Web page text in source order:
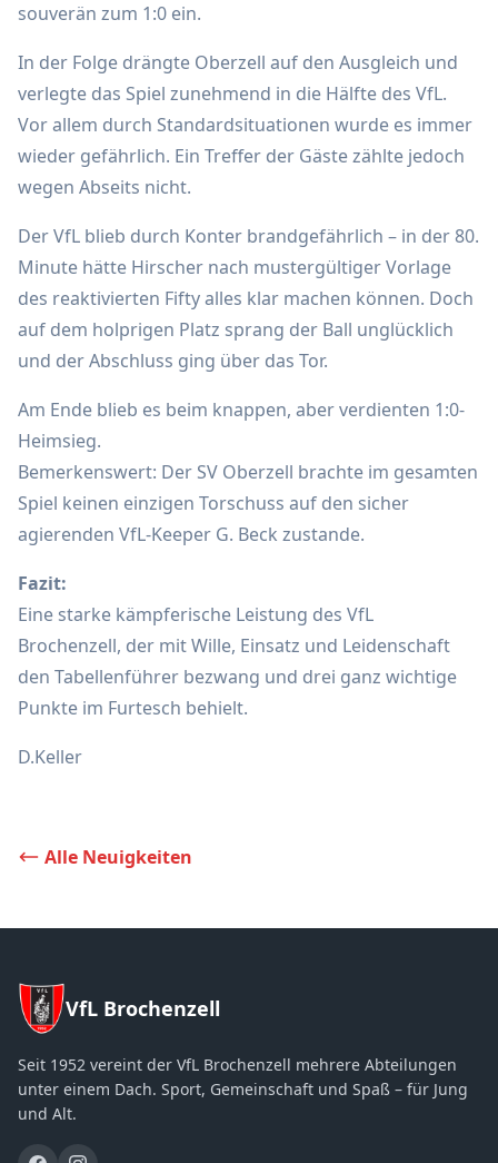
souverän zum 1:0 ein.
In der Folge drängte Oberzell auf den Ausgleich und
verlegte das Spiel zunehmend in die Hälfte des VfL.
Vor allem durch Standardsituationen wurde es immer
wieder gefährlich. Ein Treffer der Gäste zählte jedoch
wegen Abseits nicht.
Der VfL blieb durch Konter brandgefährlich – in der 80.
Minute hätte Hirscher nach mustergültiger Vorlage
des reaktivierten Fifty alles klar machen können. Doch
auf dem holprigen Platz sprang der Ball unglücklich
und der Abschluss ging über das Tor.
Am Ende blieb es beim knappen, aber verdienten 1:0-
Heimsieg.
Bemerkenswert: Der SV Oberzell brachte im gesamten
Spiel keinen einzigen Torschuss auf den sicher
agierenden VfL-Keeper G. Beck zustande.
Fazit:
Eine starke kämpferische Leistung des VfL
Brochenzell, der mit Wille, Einsatz und Leidenschaft
den Tabellenführer bezwang und drei ganz wichtige
Punkte im Furtesch behielt.
D.Keller
Alle Neuigkeiten
VfL Brochenzell
Seit 1952 vereint der VfL Brochenzell mehrere Abteilungen
unter einem Dach. Sport, Gemeinschaft und Spaß – für Jung
und Alt.